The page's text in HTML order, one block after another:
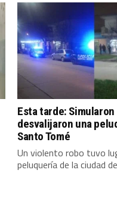
Esta tarde:
desvalijaron una
Santo Tomé
Un violento robo tuvo
peluquería de la ciudad